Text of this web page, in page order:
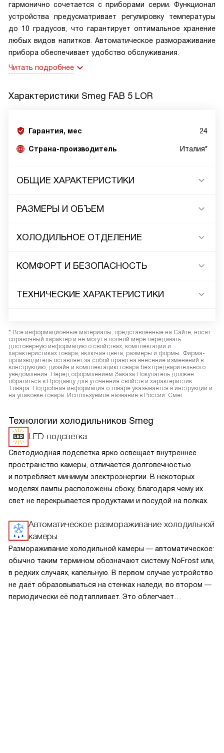
гармонично сочетается с приборами серии. Функционал
устройства предусматривает регулировку температуры
до 10 градусов, что гарантирует оптимальное хранение
любых видов напитков. Автоматическое размораживание
прибора обеспечивает удобство обслуживания.
Читать подробнее
Характеристики Smeg FAB 5 LOR
Гарантия, мес 24
Страна-производитель Италия*
ОБЩИЕ ХАРАКТЕРИСТИКИ
РАЗМЕРЫ И ОБЪЕМ
ХОЛОДИЛЬНОЕ ОТДЕЛЕНИЕ
КОМФОРТ И БЕЗОПАСНОСТЬ
ТЕХНИЧЕСКИЕ ХАРАКТЕРИСТИКИ
* Все информационные материалы, представленные на Сайте, носят
справочный характер и не могут в полной мере передавать
достоверную информацию о свойствах, комплектации и
характеристиках товара, включая цвета, размеры и формы. Фирма-
производитель оставляет за собой право на внесение изменений в
конструкцию, дизайн и комплектацию товара без предварительного
уведомления. Перед оформлением Заказа Покупатель должен
обратиться к Продавцу для уточнения свойств и характеристик
Товара. Подробная информация о товаре указывается в инструкции и
на упаковке товара. Используемое название в России: Смег
Технологии холодильников Smeg
LED-подсветка
Светодиодная подсветка ярко освещает внутреннее
пространство камеры, отличается долговечностью
и потребляет минимум электроэнергии. В некоторых
моделях лампы расположены сбоку, благодаря чему их
свет не перекрывается продуктами и посудой на полках.
Автоматическое размораживание холодильной
камеры
Размораживание холодильной камеры — автоматическое:
обычно таким термином обозначают систему NoFrost или,
в редких случаях, капельную. В первом случае устройство
не даёт образовываться на стенках наледи, во втором —
периодически её подтапливает. Это облегчает